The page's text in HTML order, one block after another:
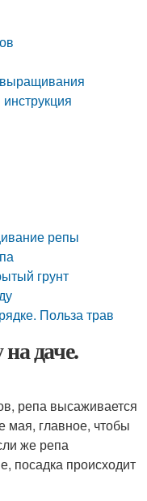
репы
грунт
Польза трав
даче.
репа высаживается
мая, главное, чтобы
же репа
посадка происходит